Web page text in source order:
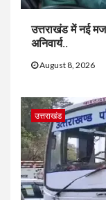
उत्तराखंड में नई
अनिवार्य..
August 8, 2026
उत्तराखंड